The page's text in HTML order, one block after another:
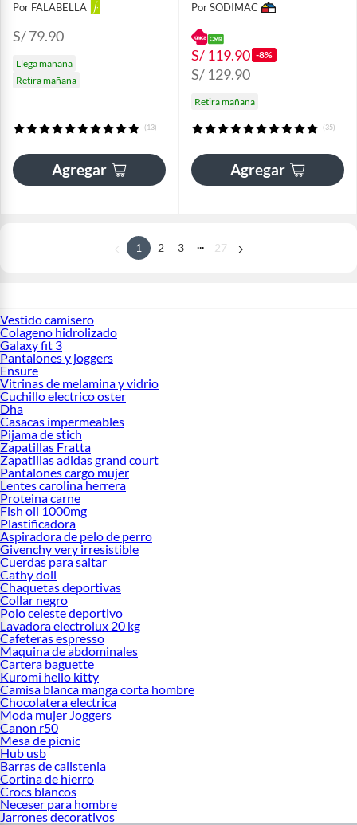
Por FALABELLA
S/ 79.90
Llega mañana
Retira mañana
(13)
Agregar
Por SODIMAC
S/ 119.90 -8%
S/ 129.90
Retira mañana
(35)
Agregar
1 2 3 ... 27
Vestido camisero
Colageno hidrolizado
Galaxy fit 3
Pantalones y joggers
Ensure
Vitrinas de melamina y vidrio
Cuchillo electrico oster
Dha
Casacas impermeables
Pijama de stich
Zapatillas Fratta
Zapatillas adidas grand court
Pantalones cargo mujer
Lentes carolina herrera
Proteina carne
Fish oil 1000mg
Plastificadora
Aspiradora de pelo de perro
Givenchy very irresistible
Cuerdas para saltar
Cathy doll
Chaquetas deportivas
Collar negro
Polo celeste deportivo
Lavadora electrolux 20 kg
Cafeteras espresso
Maquina de abdominales
Cartera baguette
Kuromi hello kitty
Camisa blanca manga corta hombre
Chocolatera electrica
Moda mujer Joggers
Canon r50
Mesa de picnic
Hub usb
Barras de calistenia
Cortina de hierro
Crocs blancos
Neceser para hombre
Jarrones decorativos